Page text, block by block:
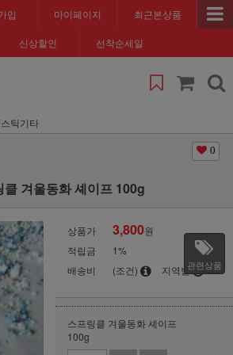
입 마이페이지 최근본상품
신상할인 선착순세일
틱기타
0
클 겨울동화 셰이프 100g
상품가 3,800원
적립금
1%
배송비
(조건) 지역별관련상품
스프링클 겨울동화 셰이프
100g